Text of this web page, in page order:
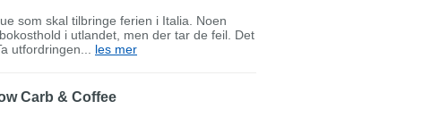
som skal tilbringe ferien i Italia. Noen
i utlandet, men der tar de feil. Det
utfordringen... les mer
Carb & Coffee